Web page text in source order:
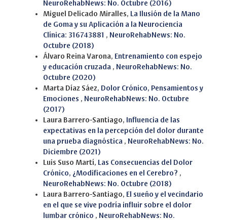
NeuroRehabNews: No. Octubre (2016)
Miguel Delicado Miralles, La Ilusión de la Mano
de Goma y su Aplicación a la Neurociencia
Clínica: 316743881 , NeuroRehabNews: No.
Octubre (2018)
Álvaro Reina Varona, Entrenamiento con espejo
y educación cruzada , NeuroRehabNews: No.
Octubre (2020)
Marta Díaz Sáez, Dolor Crónico, Pensamientos y
Emociones , NeuroRehabNews: No. Octubre
(2017)
Laura Barrero-Santiago, Influencia de las
expectativas en la percepción del dolor durante
una prueba diagnóstica , NeuroRehabNews: No.
Diciembre (2021)
Luis Suso Martí, Las Consecuencias del Dolor
Crónico, ¿Modificaciones en el Cerebro? ,
NeuroRehabNews: No. Octubre (2018)
Laura Barrero-Santiago, El sueño y el vecindario
en el que se vive podría influir sobre el dolor
lumbar crónico , NeuroRehabNews: No.